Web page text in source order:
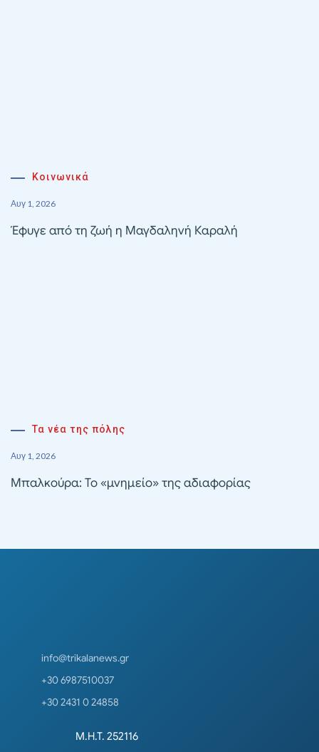
Κοινωνικά
Αυγ 1, 2026
Έφυγε από τη ζωή η Μαγδαληνή Καραλή
Τα νέα της πόλης
Αυγ 1, 2026
Μπαλκούρα: Το «μνημείο» της αδιαφορίας
info@trikalanews.gr
+30 6987510037
+30 2431 0 24858
Μ.Η.Τ. 252116